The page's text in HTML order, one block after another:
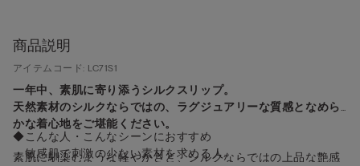
商品説明
アイテムコード: LC71S1
一年中、素肌に寄り添うシルクスリップ。
天然素材のシルクならではの、ラグジュアリーな質感となめら
かな着心地をご堪能ください。
素肌に馴染むような軽やかさと、シルクならではの上品な艶感
◆こんな人・こんなシーンにおすすめ
・敏感肌で刺激の少ない素材を求める人